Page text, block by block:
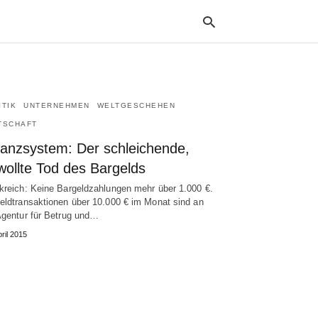
UNTERNEHMEN WELTGESCHEHEN
Der schleichende,
Tod des Bargelds
Keine Bargeldzahlungen mehr über 1.000 €.
über 10.000 € im Monat sind an
für Betrug und…
2015